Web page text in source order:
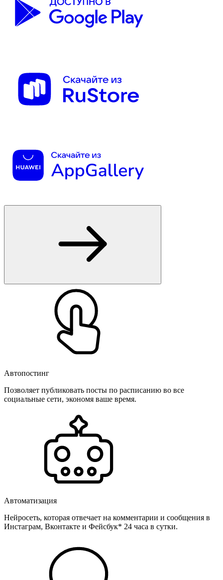
Автопостинг
Позволяет публиковать посты по расписанию во все
социальные сети, экономя ваше время.
Автоматизация
Нейросеть, которая отвечает на комментарии и сообщения в
Инстаграм, Вконтакте и Фейсбук* 24 часа в сутки.